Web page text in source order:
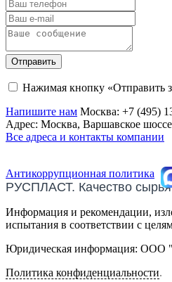
Отправить
Нажимая кнопку «Отправить
Напишите нам Москва: +7 (495)
Адрес: Москва, Варшавское
Все адреса и контакты компании
Антикоррупционная политика
РУСПЛАСТ. Качество
Информация и рекомендации,
испытания в соответствии с
Юридическая информация: ООО
Политика конфиденциальности.